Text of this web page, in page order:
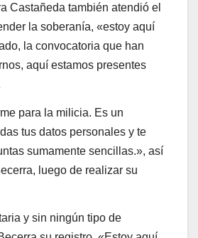
y sin ningún tipo de
su registro. «Estoy aquí
que ser leal a lo nuestro, es
intereses a nivel
propia.Realmente es
puestos en nuestra riqueza.
hicieran. Realmente sus
apoyo, por venir a ayudar,
tomar lo que es nuestro, lo que
nos permitirá seguir adelante».
29 municipios del Táchira se
de registro. En el caso de